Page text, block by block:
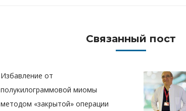
Связанный пост
Избавление от
полукилограммовой миомы
методом «закрытой» операции